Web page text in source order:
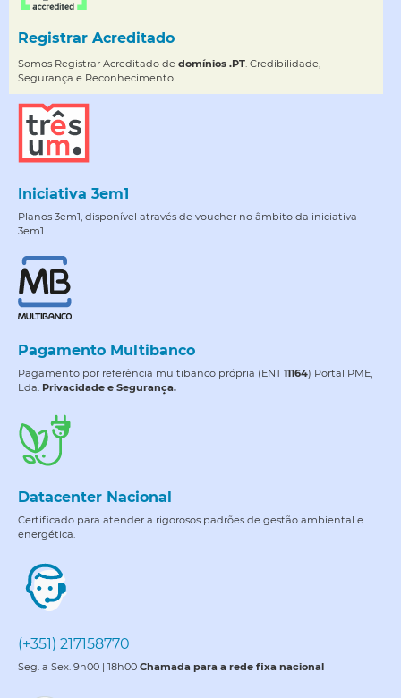
Registrar Acreditado
Somos Registrar Acreditado de domínios .PT. Credibilidade,
Segurança e Reconhecimento.
Iniciativa 3em1
Planos 3em1, disponível através de voucher no âmbito da iniciativa
3em1
Pagamento Multibanco
Pagamento por referência multibanco própria (ENT11164) Portal PME,
Lda. Privacidade e Segurança.
Datacenter Nacional
Certificado para atender a rigorosos padrões de gestão ambiental e
energética.
(+351) 217158770
Seg. a Sex. 9h00 | 18h00 Chamada para a rede fixa nacional